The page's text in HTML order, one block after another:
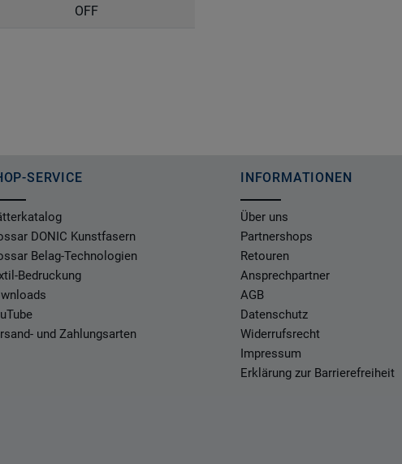
OFF
SERVICE
DONIC Kunstfasern
Belag-Technologien
Bedruckung
und Zahlungsarten
INFORMATIONEN
Über uns
Partnershops
Retouren
Ansprechpartner
AGB
Datenschutz
Widerrufsrecht
Impressum
Erklärung zur Barrierefreiheit